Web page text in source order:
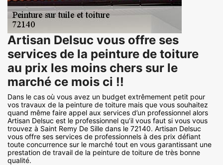
Artisan Delsuc vous offre ses
services de la peinture de toiture
au prix les moins chers sur le
marché ce mois ci !!
Dans le cas où vous avez un budget extrêmement petit pour
vos travaux de la peinture de toiture mais que vous souhaitez
quand même faire appel aux services d’un professionnel alors
Artisan Delsuc est le professionnel qu’il vous faut si vous vous
trouvez à Saint Remy De Sille dans le 72140. Artisan Delsuc
vous offre ses services de professionnels à des prix défiant
toute concurrence sur le marché tout en vous garantissant une
prestation de travail de la peinture de toiture de très bonne
qualité.